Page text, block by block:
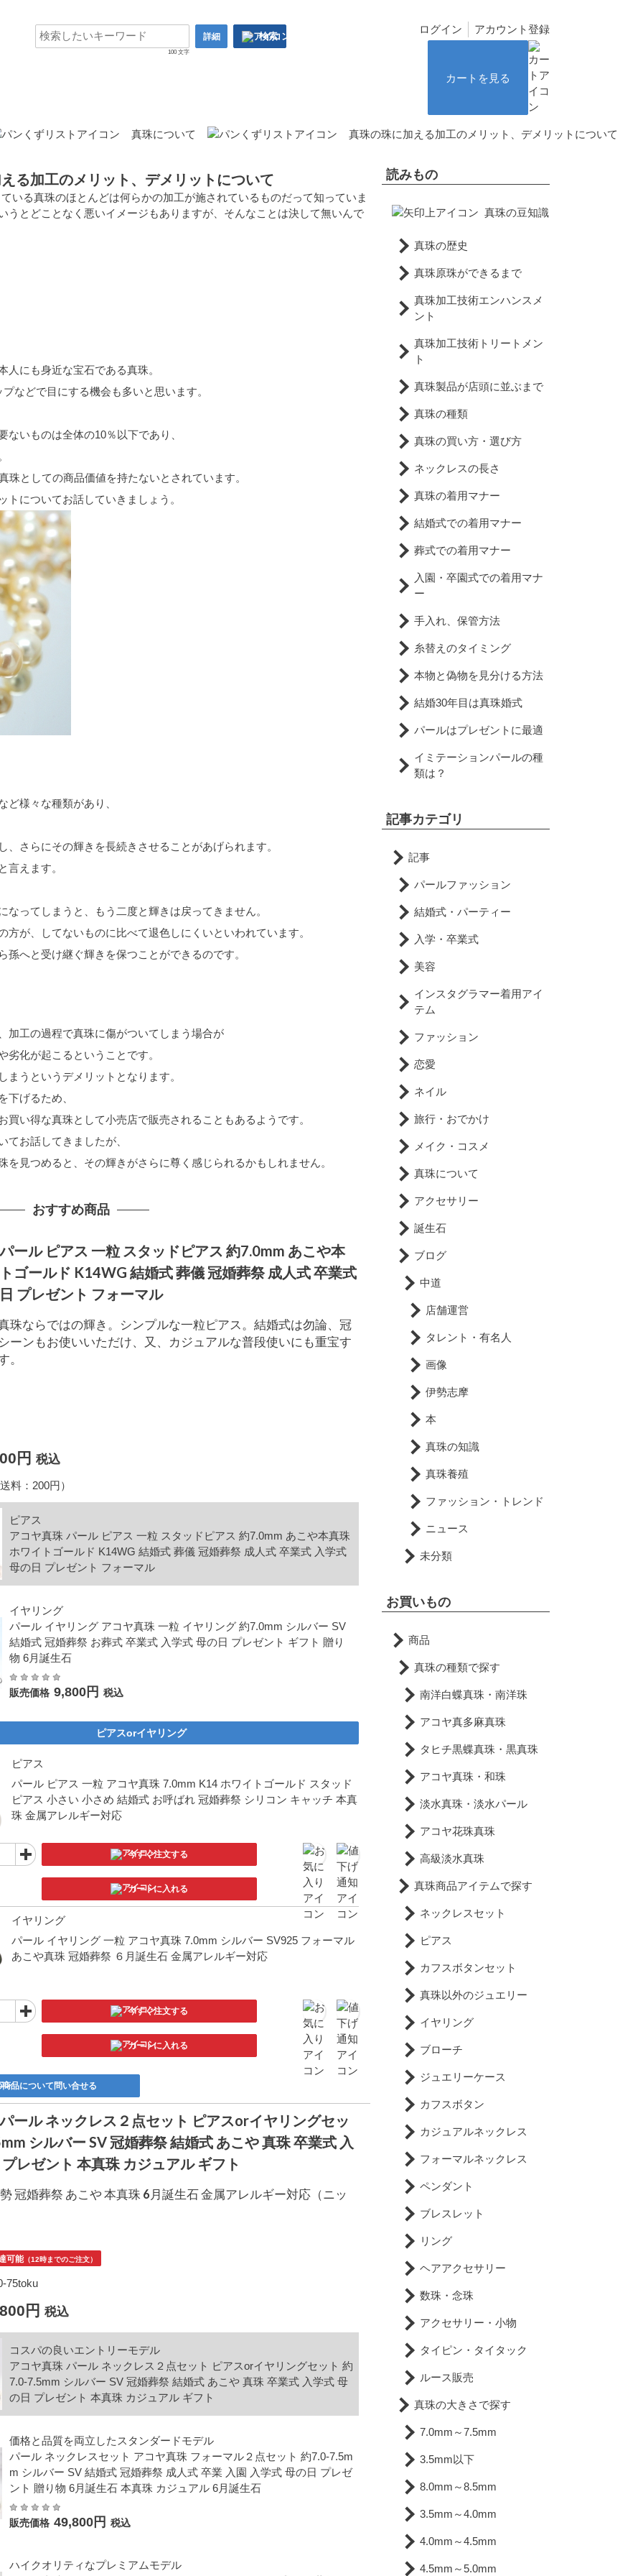
100 文字
詳細 検索
ログイン アカウント登録
カートを見る
真珠について 真珠の珠に加える加工のメリット、デメリットについて
る加工のメリット、デメリットについて
いる真珠のほとんどは何らかの加工が施されているものだって知っていま
うとどことなく悪いイメージもありますが、そんなことは決して無いんで
にも身近な宝石である真珠。
などで目にする機会も多いと思います。
いものは全体の10％以下であり、
としての商品価値を持たないとされています。
についてお話していきましょう。
ど様々な種類があり、
さらにその輝きを長続きさせることがあげられます。
言えます。
ってしまうと、もう二度と輝きは戻ってきません。
が、してないものに比べて退色しにくいといわれています。
へと受け継ぐ輝きを保つことができるのです。
加工の過程で真珠に傷がついてしまう場合が
化が起こるということです。
うというデメリットとなります。
下げるため、
い得な真珠として小売店で販売されることもあるようです。
お話してきましたが、
見つめると、その輝きがさらに尊く感じられるかもしれません。
おすすめ商品
ール ピアス 一粒 スタッドピアス 約7.0mm あこや本
ゴールド K14WG 結婚式 葬儀 冠婚葬祭 成人式 卒業式
プレゼント フォーマル
珠ならではの輝き。シンプルな一粒ピアス。結婚式は勿論、冠
ーンもお使いいただけ、又、カジュアルな普段使いにも重宝す
。
円 税込
料：200円）
ピアス
アコヤ真珠 パール ピアス 一粒 スタッドピアス 約7.0mm あこや本真珠
ホワイトゴールド K14WG 結婚式 葬儀 冠婚葬祭 成人式 卒業式 入学式
母の日 プレゼント フォーマル
イヤリング
パール イヤリング アコヤ真珠 一粒 イヤリング 約7.0mm シルバー SV
結婚式 冠婚葬祭 お葬式 卒業式 入学式 母の日 プレゼント ギフト 贈り
物 6月誕生石
販売価格 9,800円 税込
ピアスorイヤリング
ピアス
パール ピアス 一粒 アコヤ真珠 7.0mm K14 ホワイトゴールド スタッド
ピアス 小さい 小さめ 結婚式 お呼ばれ 冠婚葬祭 シリコン キャッチ 本真
珠 金属アレルギー対応
今すぐ注文する
カートに入れる
イヤリング
パール イヤリング 一粒 アコヤ真珠 7.0mm シルバー SV925 フォーマル
あこや真珠 冠婚葬祭 ６月誕生石 金属アレルギー対応
今すぐ注文する
カートに入れる
商品について問い合せる
ール ネックレス２点セット ピアスorイヤリングセッ
シルバー SV 冠婚葬祭 結婚式 あこや 真珠 卒業式 入
レゼント 本真珠 カジュアル ギフト
冠婚葬祭 あこや 本真珠 6月誕生石 金属アレルギー対応（ニッ
可能（12時までのご注文）
75toku
円 税込
コスパの良いエントリーモデル
アコヤ真珠 パール ネックレス２点セット ピアスorイヤリングセット 約
7.0-7.5mm シルバー SV 冠婚葬祭 結婚式 あこや 真珠 卒業式 入学式 母
の日 プレゼント 本真珠 カジュアル ギフト
価格と品質を両立したスタンダードモデル
パール ネックレスセット アコヤ真珠 フォーマル２点セット 約7.0-7.5m
m シルバー SV 結婚式 冠婚葬祭 成人式 卒業 入園 入学式 母の日 プレゼ
ント 贈り物 6月誕生石 本真珠 カジュアル 6月誕生石
販売価格 49,800円 税込
ハイクオリティなプレミアムモデル
読みもの
真珠の豆知識
真珠の歴史
真珠原珠ができるまで
真珠加工技術エンハンスメ
ント
真珠加工技術トリートメン
ト
真珠製品が店頭に並ぶまで
真珠の種類
真珠の買い方・選び方
ネックレスの長さ
真珠の着用マナー
結婚式での着用マナー
葬式での着用マナー
入園・卒園式での着用マナ
ー
手入れ、保管方法
糸替えのタイミング
本物と偽物を見分ける方法
結婚30年目は真珠婚式
パールはプレゼントに最適
イミテーションパールの種
類は？
記事カテゴリ
記事
パールファッション
結婚式・パーティー
入学・卒業式
美容
インスタグラマー着用アイ
テム
ファッション
恋愛
ネイル
旅行・おでかけ
メイク・コスメ
真珠について
アクセサリー
誕生石
ブログ
中道
店舗運営
タレント・有名人
画像
伊勢志摩
本
真珠の知識
真珠養殖
ファッション・トレンド
ニュース
未分類
お買いもの
商品
真珠の種類で探す
南洋白蝶真珠・南洋珠
アコヤ真多麻真珠
タヒチ黒蝶真珠・黒真珠
アコヤ真珠・和珠
淡水真珠・淡水パール
アコヤ花珠真珠
高級淡水真珠
真珠商品アイテムで探す
ネックレスセット
ピアス
カフスボタンセット
真珠以外のジュエリー
イヤリング
ブローチ
ジュエリーケース
カフスボタン
カジュアルネックレス
フォーマルネックレス
ペンダント
ブレスレット
リング
ヘアアクセサリー
数珠・念珠
アクセサリー・小物
タイピン・タイタック
ルース販売
真珠の大きさで探す
7.0mm～7.5mm
3.5mm以下
8.0mm～8.5mm
3.5mm～4.0mm
4.0mm～4.5mm
4.5mm～5.0mm